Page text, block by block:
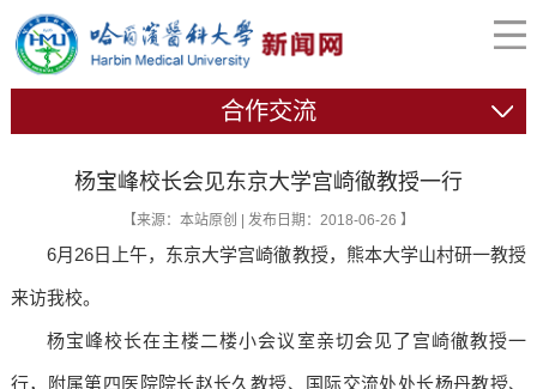
合作交流
杨宝峰校长会见东京大学宫崎徹教授一行
【来源：本站原创 | 发布日期：2018-06-26 】
6月26日上午，东京大学宫崎徹教授，熊本大学山村研一教授
来访我校。
杨宝峰校长在主楼二楼小会议室亲切会见了宫崎徹教授一
行，附属第四医院院长赵长久教授、国际交流处处长杨丹教授、